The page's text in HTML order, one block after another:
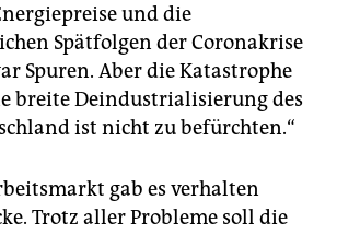
und die
Spätfolgen der Coronakrise
Spuren. Aber die Katastrophe
breite Deindustrialisierung des
ist nicht zu befürchten.“
gab es verhalten
Trotz aller Probleme soll die